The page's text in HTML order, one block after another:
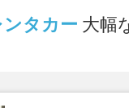
タカー 大幅